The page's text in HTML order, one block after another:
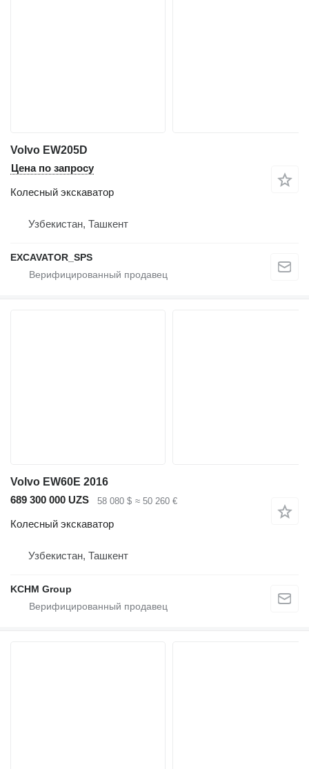
Volvo EW205D
Цена по запросу
Колесный экскаватор
Узбекистан, Ташкент
EXCAVATOR_SPS
Volvo EW60E 2016
689 300 000 UZS
58 080 $ ≈ 50 260 €
Колесный экскаватор
Узбекистан, Ташкент
KCHM Group